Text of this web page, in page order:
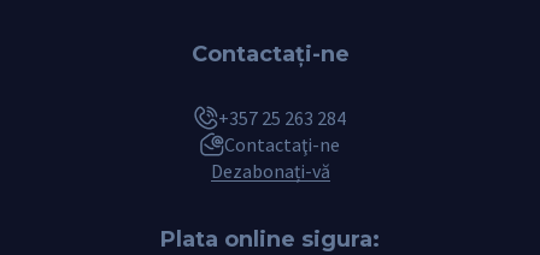
Contactaţi-ne
+357 25 263 284
Contactaţi-ne
Dezabonați-vă
Plata online sigura: